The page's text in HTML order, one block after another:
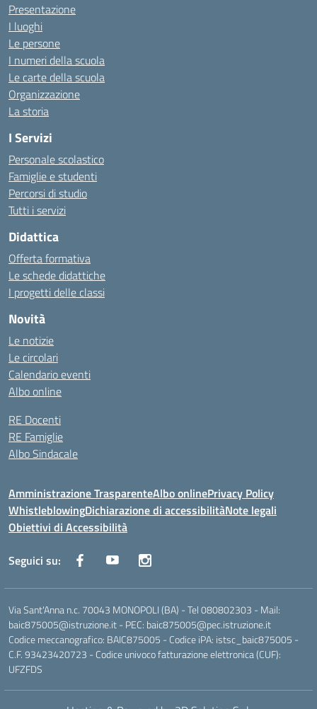
Presentazione
I luoghi
Le persone
I numeri della scuola
Le carte della scuola
Organizzazione
La storia
I Servizi
Personale scolastico
Famiglie e studenti
Percorsi di studio
Tutti i servizi
Didattica
Offerta formativa
Le schede didattiche
I progetti delle classi
Novità
Le notizie
Le circolari
Calendario eventi
Albo online
RE Docenti
RE Famiglie
Albo Sindacale
Amministrazione TrasparenteAlbo onlinePrivacy Policy
WhistleblowingDichiarazione di accessibilitàNote legali
Obiettivi di Accessibilità
Seguici su:
Via Sant'Anna n.c. 70043 MONOPOLI (BA) - Tel 080802303 - Mail:
baic875005@istruzione.it - PEC: baic875005@pec.istruzione.it
Codice meccanografico: BAIC875005 - Codice iPA: istsc_baic875005 -
C.F. 93423420723 - Codice univoco fatturazione elettronica (CUF):
UFZFDS